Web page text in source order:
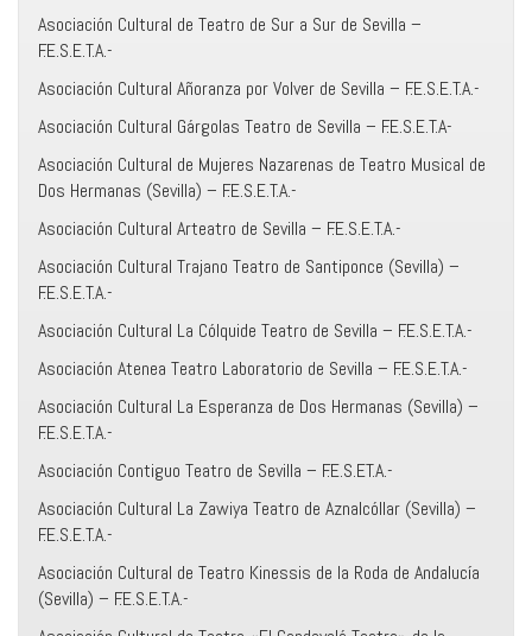
Asociación Cultural de Teatro de Sur a Sur de Sevilla –
F.E.S.E.T.A.-
Asociación Cultural Añoranza por Volver de Sevilla – F.E.S.E.T.A.-
Asociación Cultural Gárgolas Teatro de Sevilla – F.E.S.E.T.A-
Asociación Cultural de Mujeres Nazarenas de Teatro Musical de
Dos Hermanas (Sevilla) – F.E.S.E.T.A.-
Asociación Cultural Arteatro de Sevilla – F.E.S.E.T.A.-
Asociación Cultural Trajano Teatro de Santiponce (Sevilla) –
F.E.S.E.T.A.-
Asociación Cultural La Cólquide Teatro de Sevilla – F.E.S.E.T.A.-
Asociación Atenea Teatro Laboratorio de Sevilla – F.E.S.E.T.A.-
Asociación Cultural La Esperanza de Dos Hermanas (Sevilla) –
F.E.S.E.T.A.-
Asociación Contiguo Teatro de Sevilla – F.E.S.ET.A.-
Asociación Cultural La Zawiya Teatro de Aznalcóllar (Sevilla) –
F.E.S.E.T.A.-
Asociación Cultural de Teatro Kinessis de la Roda de Andalucía
(Sevilla) – F.E.S.E.T.A.-